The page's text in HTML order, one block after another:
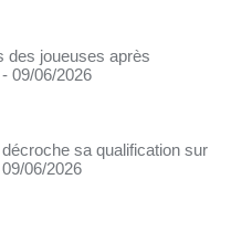
des joueuses après
- 09/06/2026
sa qualification sur
06/2026